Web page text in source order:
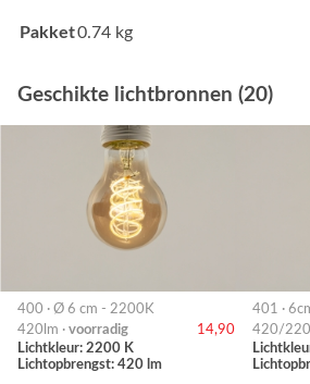
Pakket0.74 kg
Geschikte lichtbronnen (20)
400 · Ø 6 cm - 2200K
420lm · voorradig
14,90
Lichtkleur: 2200 K
Lichtopbrengst: 420 lm
401 ·
420/